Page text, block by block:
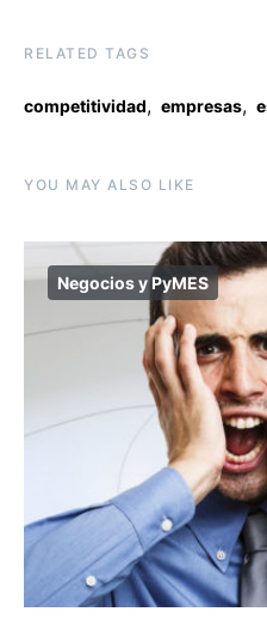
RELATED TAGS
competitividad, empresas,
YOU MAY ALSO LIKE
Negocios y PyMES